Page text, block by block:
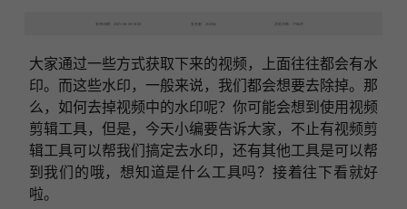
发布日期：2021-08-09 16:09 发表者：水印云 浏览次数：7780次
大家通过一些方式获取下来的视频，上面往往都会有水
印。而这些水印，一般来说，我们都会想要去除掉。那
么，如何去掉视频中的水印呢？你可能会想到使用视频
剪辑工具，但是，今天小编要告诉大家，不止有视频剪
辑工具可以帮我们搞定去水印，还有其他工具是可以帮
到我们的哦，想知道是什么工具吗？接着往下看就好
啦。